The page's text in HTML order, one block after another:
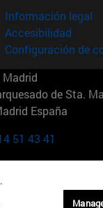
Información legal
Accesibilidad
Configuración de
Madrid
de Sta.
España
51 43 41
Straße 15